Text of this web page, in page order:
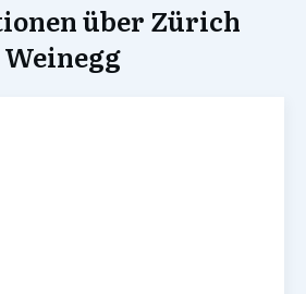
über Zürich
Weinegg